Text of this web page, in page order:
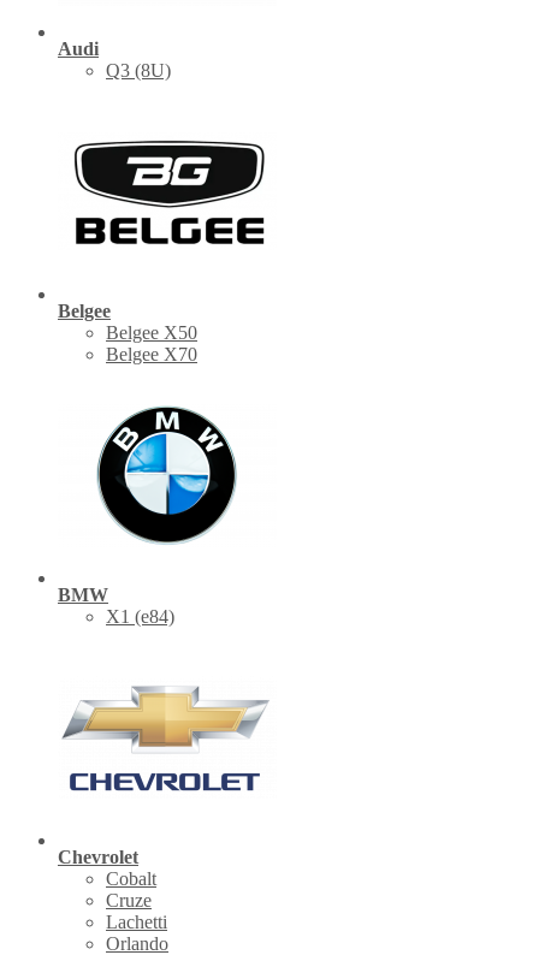
Audi
Q3 (8U)
Belgee
Belgee X50
Belgee X70
BMW
X1 (е84)
Chevrolet
Cobalt
Cruze
Lachetti
Orlando